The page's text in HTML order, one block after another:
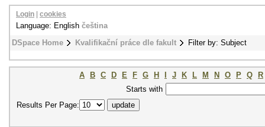
DSpace Home Kvalifikační práce dle fakult Filter by: Subject
Login cookies
Language: English čeština
A B C D E F G H J K L M N O P Q
R
Starts with
Results Per Page: